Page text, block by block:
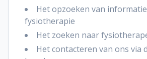
Het opzoeken van
fysiotherapie
Het zoeken naar
Het contacteren van ons via